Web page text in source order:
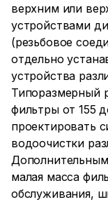
верхним или
устройствами
(резьбовое
отдельно
устройства
Типоразмерный
фильтры от 155
проектировать
водоочистки
малая масса
обслуживания,